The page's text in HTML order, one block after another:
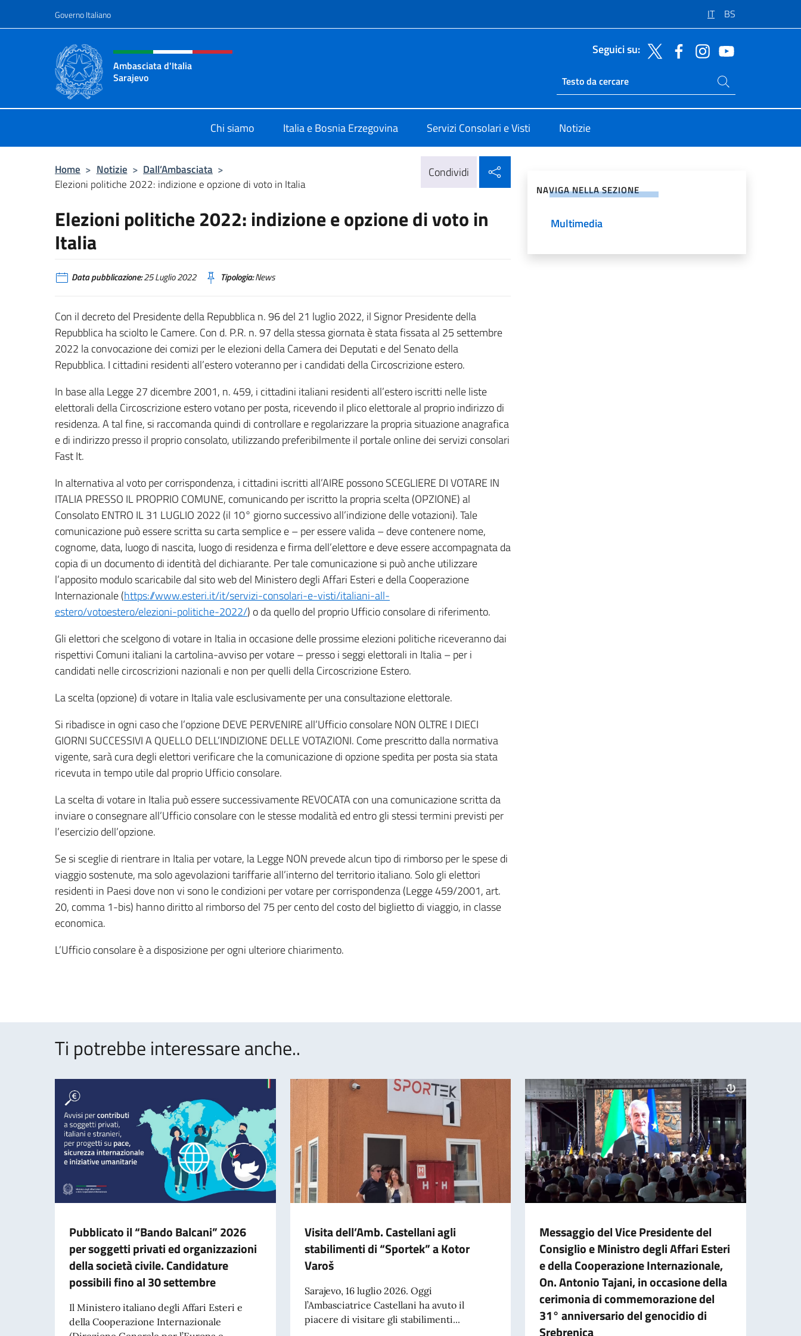
Governo Italiano IT BS
Intestazione sito, social e menù
Ambasciata d'Italia
Sarajevo
Seguici su:
Ricerca sito live
Cerca nel sito
Chi siamo Italia e Bosnia Erzegovina Servizi Consolari e Visti Notizie
Home > Notizie > Dall’Ambasciata >
Elezioni politiche 2022: indizione e opzione di voto in Italia
Condividi
Elezioni politiche 2022: indizione e opzione di voto in
Italia
Data pubblicazione:25 Luglio 2022 Tipologia:News
Con il decreto del Presidente della Repubblica n. 96 del 21 luglio 2022, il Signor Presidente della
Repubblica ha sciolto le Camere. Con d. P.R. n. 97 della stessa giornata è stata fissata al 25 settembre
2022 la convocazione dei comizi per le elezioni della Camera dei Deputati e del Senato della
Repubblica. I cittadini residenti all’estero voteranno per i candidati della Circoscrizione estero.
In base alla Legge 27 dicembre 2001, n. 459, i cittadini italiani residenti all’estero iscritti nelle liste
elettorali della Circoscrizione estero votano per posta, ricevendo il plico elettorale al proprio indirizzo di
residenza. A tal fine, si raccomanda quindi di controllare e regolarizzare la propria situazione anagrafica
e di indirizzo presso il proprio consolato, utilizzando preferibilmente il portale online dei servizi consolari
Fast It.
In alternativa al voto per corrispondenza, i cittadini iscritti all’AIRE possono SCEGLIERE DI VOTARE IN
ITALIA PRESSO IL PROPRIO COMUNE, comunicando per iscritto la propria scelta (OPZIONE) al
Consolato ENTRO IL 31 LUGLIO 2022 (il 10° giorno successivo all’indizione delle votazioni). Tale
comunicazione può essere scritta su carta semplice e – per essere valida – deve contenere nome,
cognome, data, luogo di nascita, luogo di residenza e firma dell’elettore e deve essere accompagnata da
copia di un documento di identità del dichiarante. Per tale comunicazione si può anche utilizzare
l’apposito modulo scaricabile dal sito web del Ministero degli Affari Esteri e della Cooperazione
Internazionale (https://www.esteri.it/it/servizi-consolari-e-visti/italiani-all-
estero/votoestero/elezioni-politiche-2022/) o da quello del proprio Ufficio consolare di riferimento.
Gli elettori che scelgono di votare in Italia in occasione delle prossime elezioni politiche riceveranno dai
rispettivi Comuni italiani la cartolina-avviso per votare – presso i seggi elettorali in Italia – per i
candidati nelle circoscrizioni nazionali e non per quelli della Circoscrizione Estero.
La scelta (opzione) di votare in Italia vale esclusivamente per una consultazione elettorale.
Si ribadisce in ogni caso che l’opzione DEVE PERVENIRE all’Ufficio consolare NON OLTRE I DIECI
GIORNI SUCCESSIVI A QUELLO DELL’INDIZIONE DELLE VOTAZIONI. Come prescritto dalla normativa
vigente, sarà cura degli elettori verificare che la comunicazione di opzione spedita per posta sia stata
ricevuta in tempo utile dal proprio Ufficio consolare.
La scelta di votare in Italia può essere successivamente REVOCATA con una comunicazione scritta da
inviare o consegnare all’Ufficio consolare con le stesse modalità ed entro gli stessi termini previsti per
l’esercizio dell’opzione.
Se si sceglie di rientrare in Italia per votare, la Legge NON prevede alcun tipo di rimborso per le spese di
viaggio sostenute, ma solo agevolazioni tariffarie all’interno del territorio italiano. Solo gli elettori
residenti in Paesi dove non vi sono le condizioni per votare per corrispondenza (Legge 459/2001, art.
20, comma 1-bis) hanno diritto al rimborso del 75 per cento del costo del biglietto di viaggio, in classe
economica.
L’Ufficio consolare è a disposizione per ogni ulteriore chiarimento.
NAVIGA NELLA SEZIONE
Multimedia
Ti potrebbe interessare anche..
Pubblicato il “Bando Balcani” 2026
per soggetti privati ed organizzazioni
della società civile. Candidature
possibili fino al 30 settembre
Il Ministero italiano degli Affari Esteri e
della Cooperazione Internazionale
Visita dell’Amb. Castellani agli
stabilimenti di “Sportek” a Kotor
Varoš
Sarajevo, 16 luglio 2026. Oggi
l’Ambasciatrice Castellani ha avuto il
piacere di visitare gli stabilimenti...
Messaggio del Vice Presidente del
Consiglio e Ministro degli Affari Esteri
e della Cooperazione Internazionale,
On. Antonio Tajani, in occasione della
cerimonia di commemorazione del
31° anniversario del genocidio di
Srebrenica